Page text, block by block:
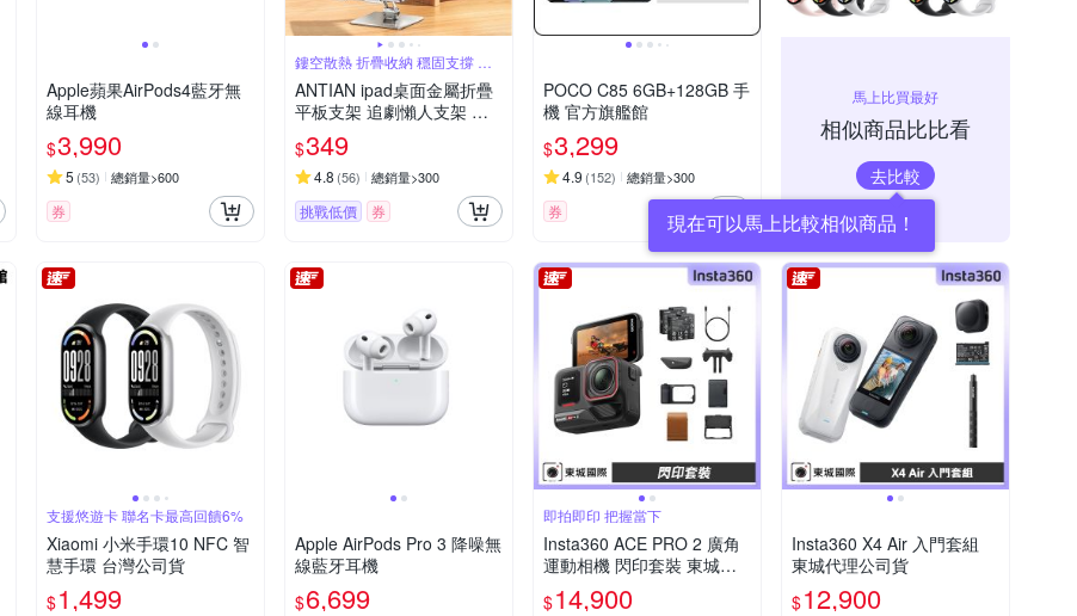
Apple蘋果AirPods4藍牙無
線耳機
$3,990
5 (53) 總銷量>600
券
鏤空散熱 折疊收納 穩固支撐 邊
充電玩
ANTIAN ipad桌面金屬折疊
平板支架 追劇懶人支架 直
播/會議 平板架 手機支架 交
換禮物
$349
4.8 (56) 總銷量>300
挑戰低價 券
POCO C85 6GB+128GB 手
機 官方旗艦館
$3,299
4.9 (152) 總銷量>300
券
馬上比買最好
相似商品比比看
去比較
現在可以馬上比較相似商品！
支援悠遊卡 聯名卡最高回饋6%
Xiaomi 小米手環10 NFC 智
慧手環 台灣公司貨
$1,499
Apple AirPods Pro 3 降噪無
線藍牙耳機
$6,699
即拍即印 把握當下
Insta360 ACE PRO 2 廣角
運動相機 閃印套裝 東城代
理公司貨
$14,900
Insta360 X4 Air 入門套組
東城代理公司貨
$12,900